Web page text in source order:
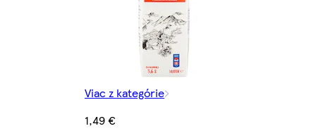
Viac z kategórie
1,49 €